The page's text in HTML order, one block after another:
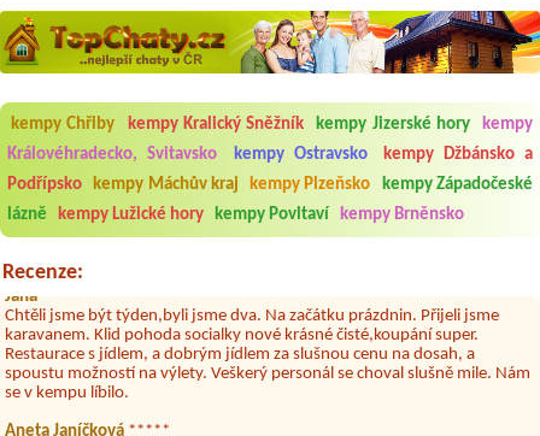
kempy Chřiby kempy Kralický Sněžník kempy Jizerské hory
kempy
Královéhradecko, Svitavsko
kempy Ostravsko
kempy Džbánsko a
Podřípsko
kempy Máchův kraj kempy Plzeňsko
kempy Západočeské
lázně
kempy Lužické hory kempy Povltaví kempy Brněnsko
Recenze:
Aneta Melicharová
Byli jsme zde v týdnu od 25.7. do 1.8. 2026. Kemp jako takový je pěkný.
V umývárně i na WC bylo vždy čisto, doplněný papír i utěrky, což při
restaurace, kebab a další občerstvení. Co nás ale velice zklamalo byl
celodenní hluk z repráků u stanů a absolutní bezohlednost ostatních
ubytovaných. Přes den jsem si připadala jak na pouti- z každého koutu
Chtěli jsme být týden,byli jsme dva. Na začátku prázdnin. Přijeli jsme
karavanem. Klid pohoda socialky nové krásné čisté,koupání super.
Restaurace s jídlem, a dobrým jídlem za slušnou cenu na dosah, a
spoustu možností na výlety. Veškerý personál se choval slušně mile. Nám
se v kempu líbilo.
Aneta Janíčková *****